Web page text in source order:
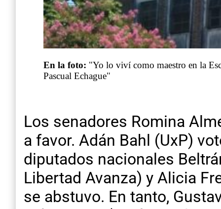
En la foto: "Yo lo viví como maestro en la
Pascual Echague"
Los senadores Romina
a favor. Adán Bahl (UxP)
diputados nacionales
Libertad Avanza) y Alicia
se abstuvo. En tanto,